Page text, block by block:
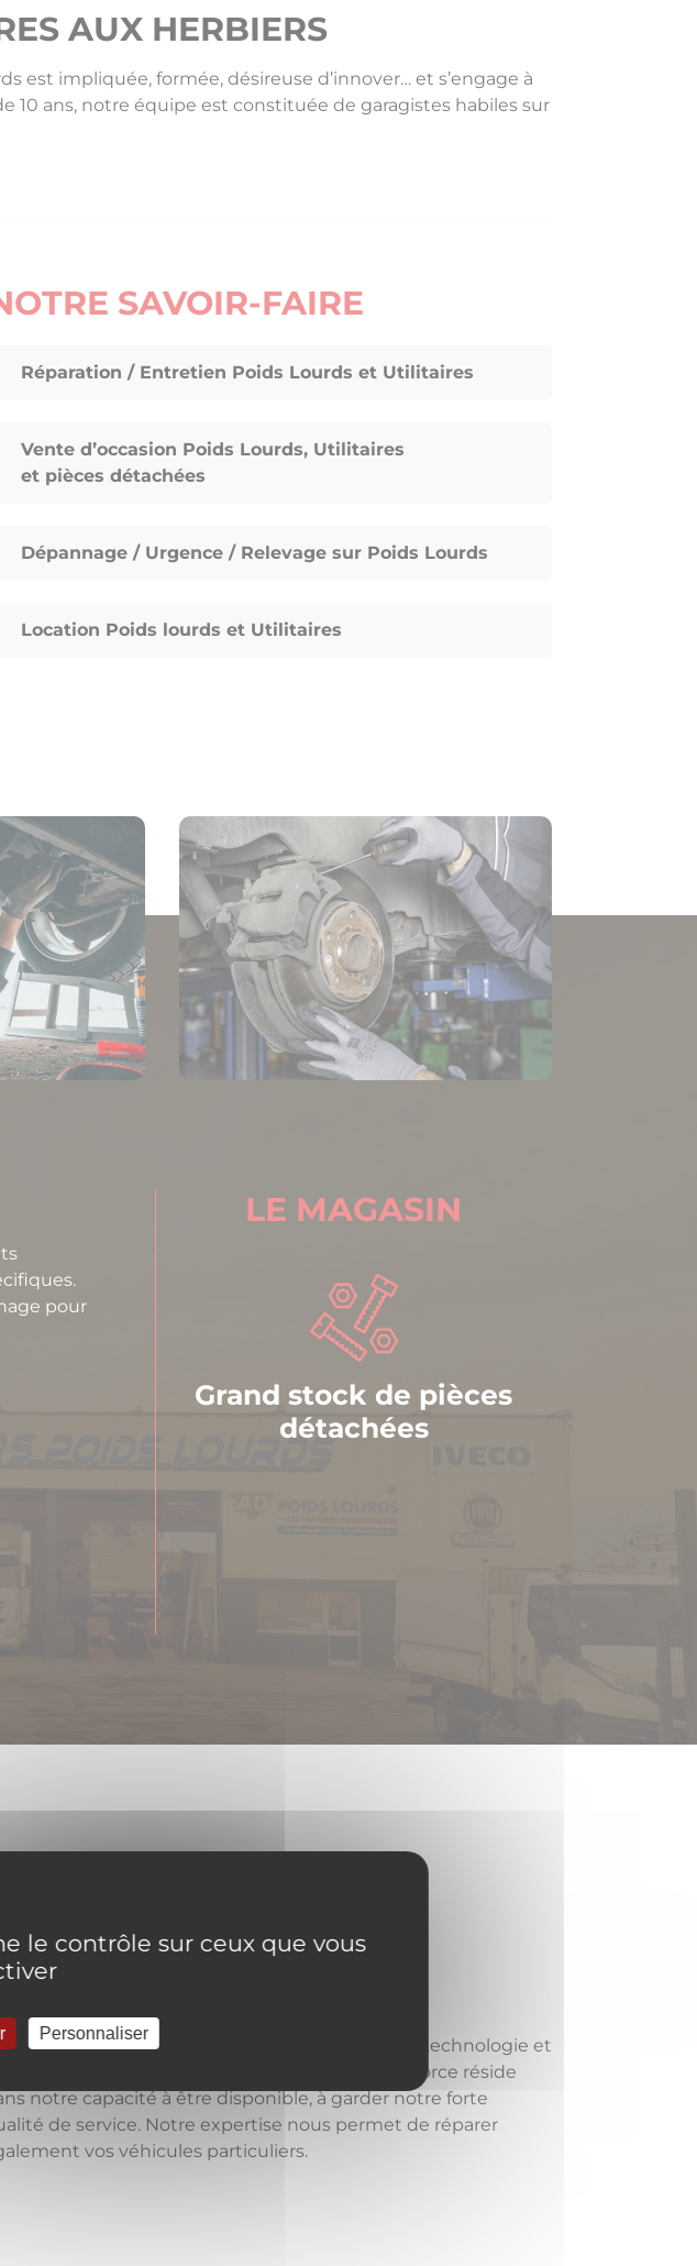
AUX HERBIERS
est impliquée, formée, désireuse d’innover… et s’engage à
10 ans, notre équipe est constituée de garagistes habiles sur
SAVOIR-FAIRE
Réparation / Entretien Poids Lourds et Utilitaires
Vente d’occasion Poids Lourds, Utilitaires
et pièces détachées
Dépannage / Urgence / Relevage sur Poids Lourds
Location Poids lourds et Utilitaires
pour
LE MAGASIN
Grand stock de pièces
détachées
équipe nous permet d’être à la pointe de la technologie et
dernières sorties pour les poids lourds. Notre force réside
notre capacité à être disponible, à garder notre forte
de service. Notre expertise nous permet de réparer
vos véhicules particuliers.
le contrôle sur ceux que vous
Personnaliser